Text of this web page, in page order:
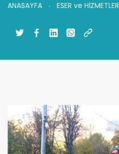
ANASAYFA ESER ve HİZMETLER